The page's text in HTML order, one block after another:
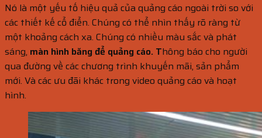
Nó là một yếu tố hiệu quả của quảng cáo ngoài trời so với
các thiết kế cổ điển. Chúng có thể nhìn thấy rõ ràng từ
một khoảng cách xa. Chúng có nhiều màu sắc và phát
sáng, màn hình băng để quảng cáo. Thông báo cho người
qua đường về các chương trình khuyến mãi, sản phẩm
mới. Và các ưu đãi khác trong video quảng cáo và hoạt
hình.